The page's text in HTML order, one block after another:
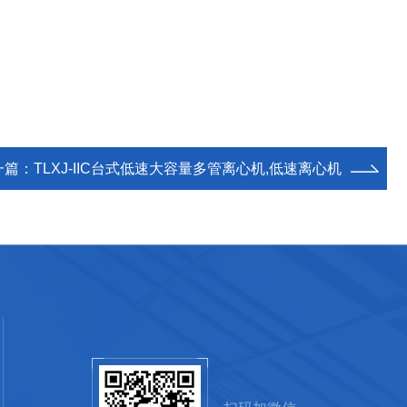
： TLXJ-IIC台式低速大容量多管离心机,低速离心机